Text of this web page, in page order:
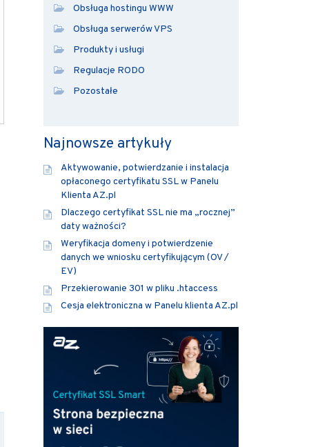
Obsługa hostingu WWW
Obsługa serwerów VPS
Produkty i usługi
Regulacje RODO
Pozostałe
Najnowsze artykuły
Aktywowanie, potwierdzanie i instalacja
opłaconego certyfikatu SSL w Panelu
Klienta AZ.pl
Dlaczego certyfikat SSL nie ma „rocznej”
daty ważności?
Weryfikacja domeny i potwierdzenie
danych we wniosku certyfikującym (OV /
EV)
Przekierowanie 301 w pliku .htaccess
Cesja elektroniczna w Panelu klienta AZ.pl